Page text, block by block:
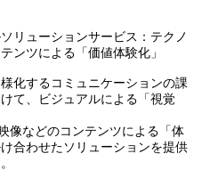
リューションサービス：テクノ
ンツによる「価値体験化」
化するコミュニケーションの課
て、ビジュアルによる「視覚
像などのコンテンツによる「体
合わせたソリューションを提供